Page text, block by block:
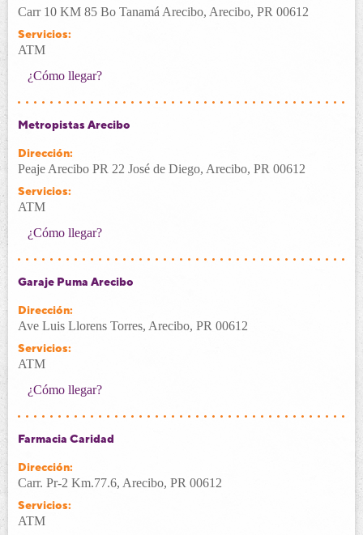
Carr 10 KM 85 Bo Tanamá Arecibo, Arecibo, PR 00612
Servicios:
ATM
¿Cómo llegar?
Metropistas Arecibo
Dirección:
Peaje Arecibo PR 22 José de Diego, Arecibo, PR 00612
Servicios:
ATM
¿Cómo llegar?
Garaje Puma Arecibo
Dirección:
Ave Luis Llorens Torres, Arecibo, PR 00612
Servicios:
ATM
¿Cómo llegar?
Farmacia Caridad
Dirección:
Carr. Pr-2 Km.77.6, Arecibo, PR 00612
Servicios:
ATM